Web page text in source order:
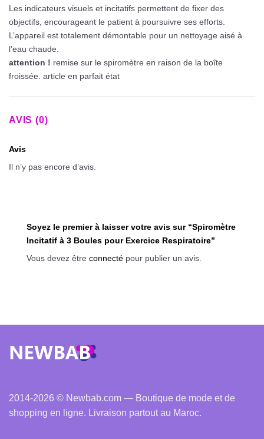
Les indicateurs visuels et incitatifs permettent de fixer des
objectifs, encourageant le patient à poursuivre ses efforts.
L’appareil est totalement démontable pour un nettoyage aisé à
l’eau chaude.
attention ! remise sur le spiromètre en raison de la boîte
froissée. article en parfait état
AVIS (0)
Avis
Il n’y pas encore d’avis.
Soyez le premier à laisser votre avis sur “Spiromètre
Incitatif à 3 Boules pour Exercice Respiratoire”
Vous devez être connecté pour publier un avis.
2014-2026 © Newbab.com — Boutique de mode et de
shopping en ligne. Livraison partout au Maroc.